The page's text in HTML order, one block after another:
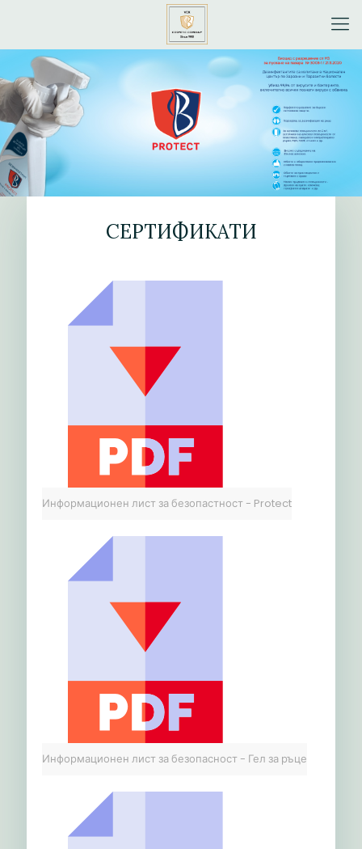
СЕРТИФИКАТИ
Информационен лист за безопастност - Protect
Информационен лист за безопасност - Гел за ръце